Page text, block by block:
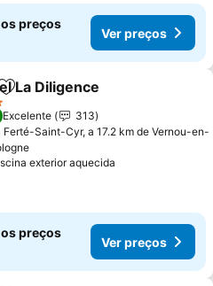
preços
Ver preços
Adicionar aos favoritos
La Diligence
Excelente
313
Ferté-Saint-Cyr, a 17.2 km de Vernou-en-
exterior aquecida
preços
Ver preços